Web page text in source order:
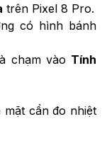
trên Pixel 8 Pro.
có hình bánh
chạm vào Tính
cần đo nhiệt